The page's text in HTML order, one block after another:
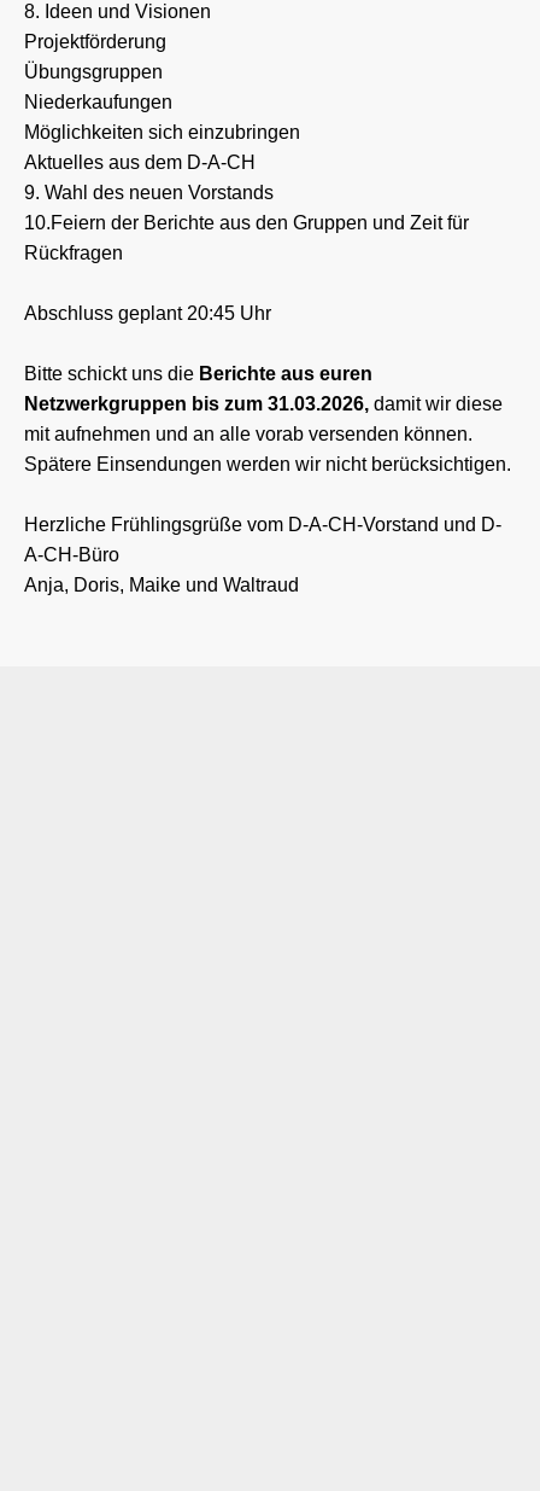
8. Ideen und Visionen
Projektförderung
Übungsgruppen
Niederkaufungen
Möglichkeiten sich einzubringen
Aktuelles aus dem D-A-CH
9. Wahl des neuen Vorstands
10.Feiern der Berichte aus den Gruppen und Zeit für
Rückfragen
Abschluss geplant 20:45 Uhr
Bitte schickt uns die Berichte aus euren
Netzwerkgruppen bis zum 31.03.2026, damit wir diese
mit aufnehmen und an alle vorab versenden können.
Spätere Einsendungen werden wir nicht berücksichtigen.
Herzliche Frühlingsgrüße vom D-A-CH-Vorstand und D-
A-CH-Büro
Anja, Doris, Maike und Waltraud